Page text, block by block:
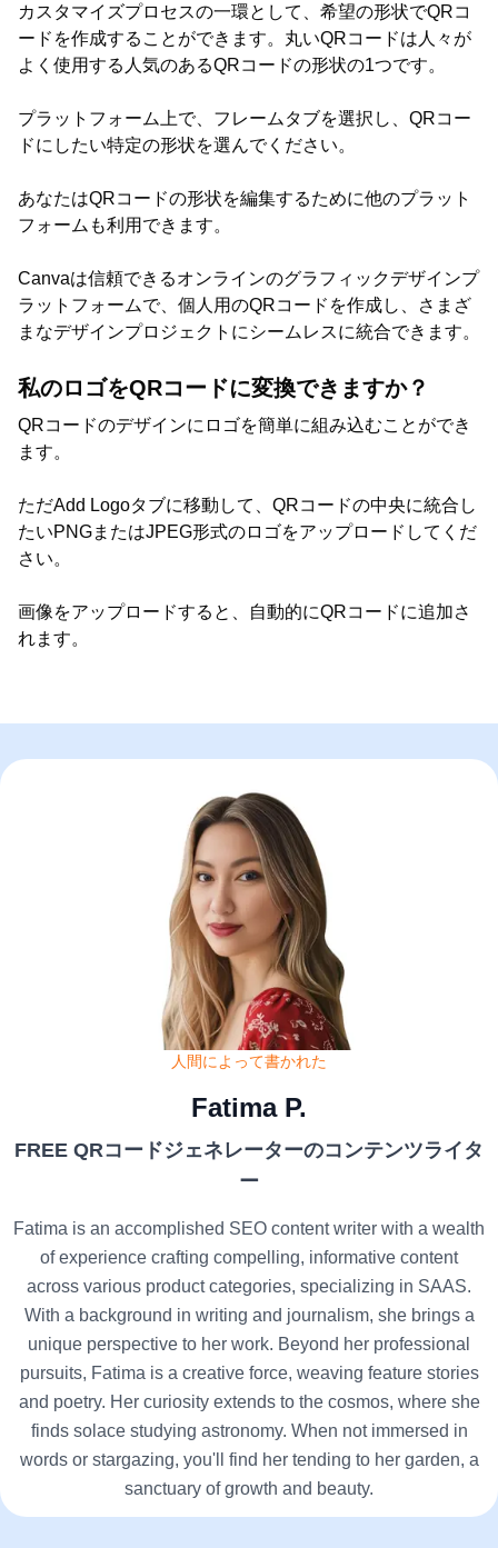
カスタマイズプロセスの一環として、希望の形状でQRコ
ードを作成することができます。丸いQRコードは人々が
よく使用する人気のあるQRコードの形状の1つです。
プラットフォーム上で、フレームタブを選択し、QRコー
ドにしたい特定の形状を選んでください。
あなたはQRコードの形状を編集するために他のプラット
フォームも利用できます。
Canvaは信頼できるオンラインのグラフィックデザインプ
ラットフォームで、個人用のQRコードを作成し、さまざ
まなデザインプロジェクトにシームレスに統合できます。
私のロゴをQRコードに変換できますか？
QRコードのデザインにロゴを簡単に組み込むことができ
ます。
ただAdd Logoタブに移動して、QRコードの中央に統合し
たいPNGまたはJPEG形式のロゴをアップロードしてくだ
さい。
画像をアップロードすると、自動的にQRコードに追加さ
れます。
人間によって書かれた
Fatima P.
FREE QRコードジェネレーターのコンテンツライタ
ー
Fatima is an accomplished SEO content writer with a wealth
of experience crafting compelling, informative content
across various product categories, specializing in SAAS.
With a background in writing and journalism, she brings a
unique perspective to her work. Beyond her professional
pursuits, Fatima is a creative force, weaving feature stories
and poetry. Her curiosity extends to the cosmos, where she
finds solace studying astronomy. When not immersed in
words or stargazing, you'll find her tending to her garden, a
sanctuary of growth and beauty.